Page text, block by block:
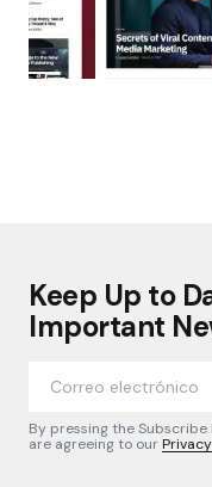
Keep Up to
Important
By pressing the
are agreeing to our